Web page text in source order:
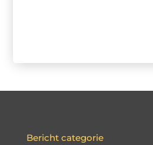
Bericht categorie